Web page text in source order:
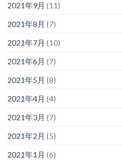
2021年9月 (11)
2021年8月 (7)
2021年7月 (10)
2021年6月 (7)
2021年5月 (8)
2021年4月 (4)
2021年3月 (7)
2021年2月 (5)
2021年1月 (6)